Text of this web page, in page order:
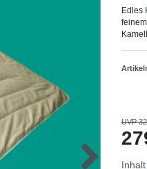
Edles
UVP
Inhalt